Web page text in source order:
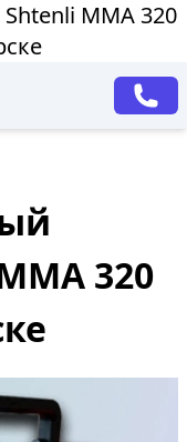
Shtenli ММА 320
320